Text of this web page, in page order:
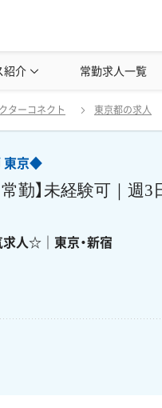
紹介 常勤求人一覧
修情報 美容外科・美
ターコネクト 東京都の求人
東京◆
常勤】未経験可｜
人☆｜東京・新宿
脱毛 常勤医師 東京◆ 【新宿｜